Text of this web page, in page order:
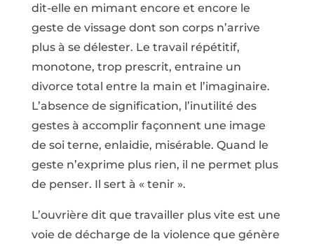
dit-elle en mimant encore et encore le
geste de vissage dont son corps n’arrive
plus à se délester. Le travail répétitif,
monotone, trop prescrit, entraine un
divorce total entre la main et l’imaginaire.
L’absence de signification, l’inutilité des
gestes à accomplir façonnent une image
de soi terne, enlaidie, misérable. Quand le
geste n’exprime plus rien, il ne permet plus
de penser. Il sert à « tenir ».
L’ouvrière dit que travailler plus vite est une
voie de décharge de la violence que génère